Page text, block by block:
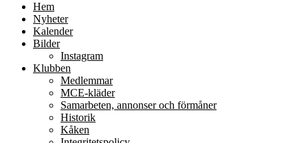
Hem
Nyheter
Kalender
Bilder
Instagram
Klubben
Medlemmar
MCE-kläder
Samarbeten, annonser och förmåner
Historik
Kåken